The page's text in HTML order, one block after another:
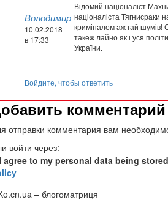
Володимир
10.02.2018
в 17:33
Відомий націоналіст
націоналіста Тягнисраки
криміналом аж гай шумів!
такеж лайно як і уся
України.
Войдите, чтобы ответить
комментарий
отправки комментария вам
войти через:
agree to my personal data being
– блогоматриця